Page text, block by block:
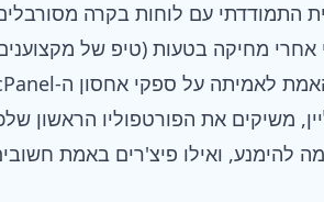
התמודדתי עם לוחות בקרה
אחרי מחיקה בטעות (טיפ של
משיקים את הפורטפוליו הראשון